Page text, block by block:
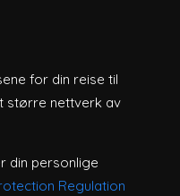
for din reise til
større nettverk av
din personlige
Regulation